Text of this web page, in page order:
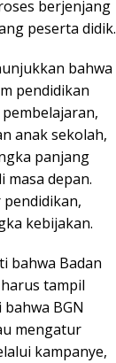
berjenjang
peserta didik.
bahwa
pendidikan
anak sekolah,
panjang
masa depan.
kebijakan.
bahwa Badan
tampil
BGN
mengatur
kampanye,